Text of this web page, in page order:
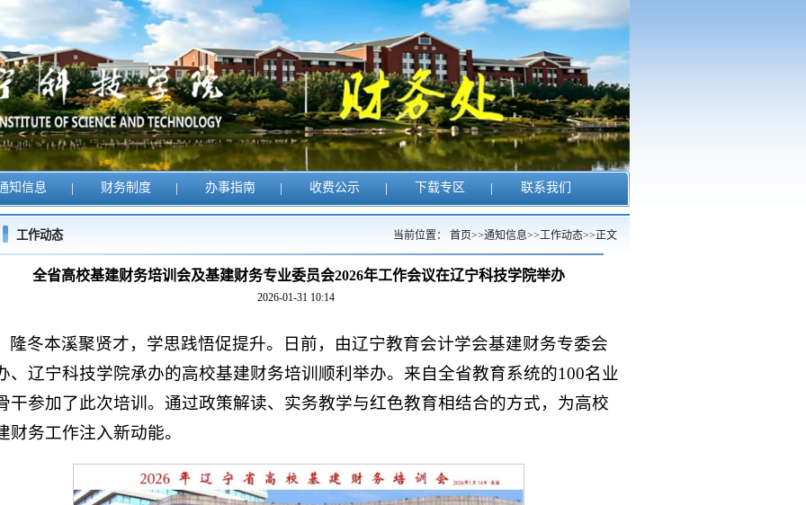
知信息 | 财务制度 | 办事指南 | 收费公示 | 下载专区 | 联系我们
工作动态 当前位置： 首页>>通知信息>>工作动态>>正文
全省高校基建财务培训会及基建财务专业委员会2026年工作会议在辽宁科技学院举办
2026-01-31 10:14
隆冬本溪聚贤才，学思践悟促提升。日前，由辽宁教育会计学会基建财务专委会
、辽宁科技学院承办的高校基建财务培训顺利举办。来自全省教育系统的100名业
干参加了此次培训。通过政策解读、实务教学与红色教育相结合的方式，为高校
财务工作注入新动能。